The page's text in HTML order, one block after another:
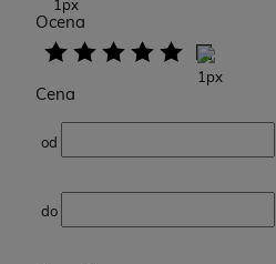
Ocena
Cena
od
do